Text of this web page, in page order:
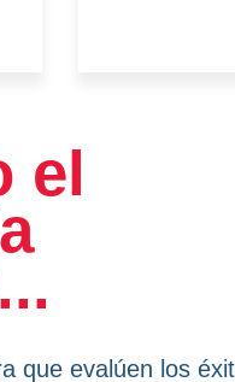
el
que evalúen los